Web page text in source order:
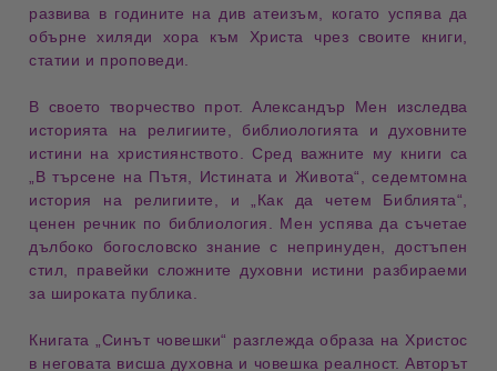
развива в годините на див атеизъм , когато успява да
обърне хиляди хора към Христа чрез своите книги,
статии и проповеди
В своето творчество прот. Александър Мен изследва
историята на религиите
библиологията
и духовните
истини на християнството . Сред важните му книги са
„В търсене на Пътя, Истината и Живота“
,седемтомна
история на религиите
, и „Как да четем Библията“
ценен речник по библиология
. Мен успява да съчетае
дълбоко богословско знание с непринуден, достъпен
стил , правейки сложните духовни истини разбираеми
за широката публика.
Книгата „Синът човешки“ разглежда образа на Христос
в неговата висша духовна и човешка реалност. Авторът